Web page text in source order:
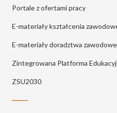
Portale z ofertami pracy
E-materiały kształcenia
E-materiały doradztwa
Zintegrowana Platforma
ZSU2030